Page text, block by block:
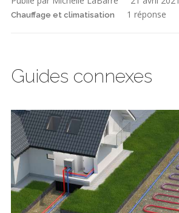
Chauffage et climatisation 1 réponse
Guides connexes